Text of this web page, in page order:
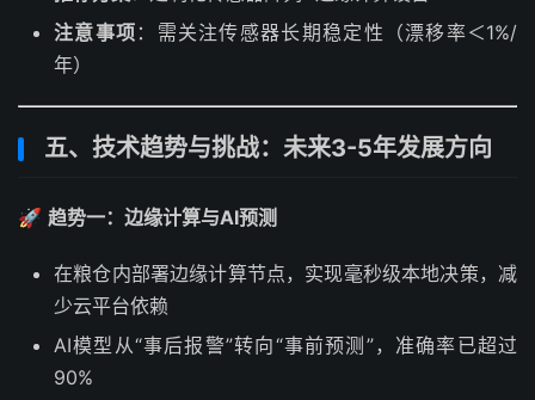
注意事项 ：需关注传感器长期稳定性（漂移率＜1%/
年）
五、技术趋势与挑战：未来3-5年发展方向
🚀 趋势一：边缘计算与AI预测
在粮仓内部署边缘计算节点，实现毫秒级本地决策，减
少云平台依赖
AI模型从“事后报警”转向“事前预测”，准确率已超过
90%